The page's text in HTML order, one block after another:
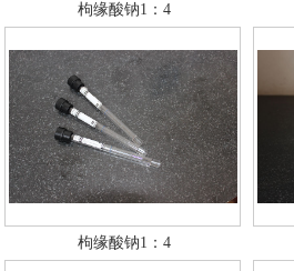
枸缘酸钠1：4
枸缘酸钠1：4